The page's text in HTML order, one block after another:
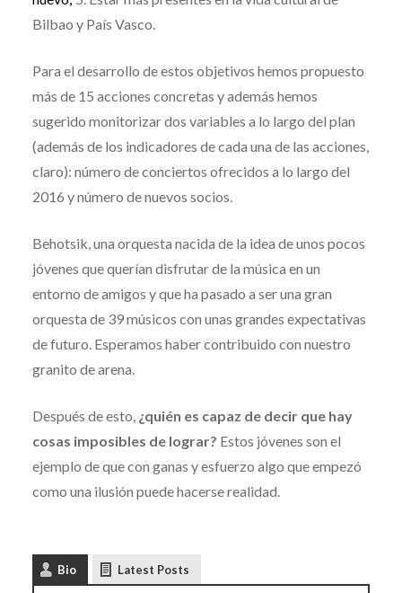
Bilbao y País Vasco.
Para el desarrollo de estos objetivos hemos propuesto
más de 15 acciones concretas y además hemos
sugerido monitorizar dos variables a lo largo del plan
(además de los indicadores de cada una de las acciones,
claro): número de conciertos ofrecidos a lo largo del
2016 y número de nuevos socios.
Behotsik, una orquesta nacida de la idea de unos pocos
jóvenes que querían disfrutar de la música en un
entorno de amigos y que ha pasado a ser una gran
orquesta de 39 músicos con unas grandes expectativas
de futuro. Esperamos haber contribuido con nuestro
granito de arena.
Después de esto, ¿quién es capaz de decir que hay
cosas imposibles de lograr? Estos jóvenes son el
ejemplo de que con ganas y esfuerzo algo que empezó
como una ilusión puede hacerse realidad.
Bio Latest Posts